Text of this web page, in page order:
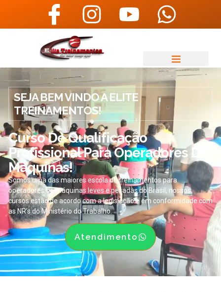
SEJA BEM VINDO A ELITE
TREINAMENTOS!
Curso De Qualificação
Profissional Para Operadores De
Máquinas!
Somos uma das maiores escola de treinamentos para
operadores de máquinas leves e pesadas do Brasil, nossos
cursos estão de acordo com a legislação e em conformidade com
as NR’s do Ministério do Trabalho.
Atendimento